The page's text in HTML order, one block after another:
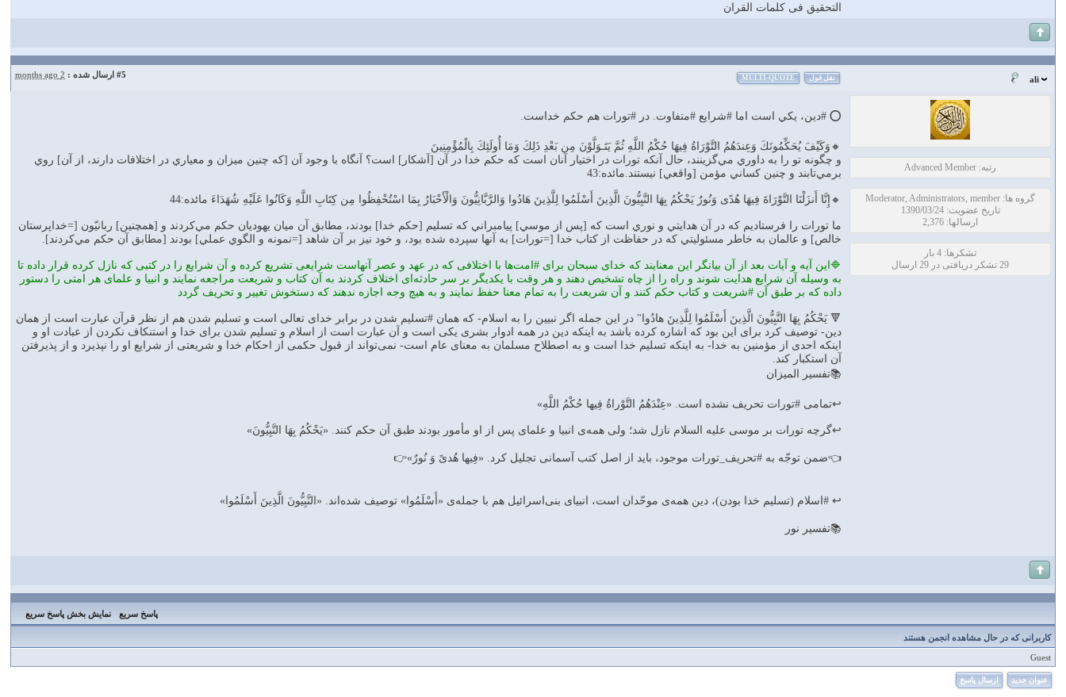
التحقیق فی کلمات القران
ali
#5 ارسال شده : 2 months ago نقل قول MULTI-QUOTE
رتبه: Advanced Member
گروه ها: Moderator, Administrators, member
تاریخ عضویت: 1390/03/24
ارسالها: 2,376
تشکرها: 4 بار
29 تشکر دریافتی در 29 ارسال
⭕️ #دين، يكي است اما #شرايع #متفاوت. در #تورات هم حكم خداست.
🔸وَكَيْفَ يُحَكِّمُونَكَ وَعِندَهُمُ التَّوْرَاةُ فِيهَا حُكْمُ اللَّهِ ثُمَّ يَتَـوَلَّوْنَ مِن بَعْدِ ذَلِكَ وَمَا أُولَئِكَ بِالْمُؤْمِنِينَ
و چگونه تو را به داوري مي‌گزينند، حال آنكه تورات در اختيار آنان است كه حكم خدا در آن [آشكار] است؟ آنگاه با وجود آن [كه چنين ميزان و معياري در اختلافات دارند، از آن] روي
برمي‌تابند و چنين كساني مؤمن [واقعي] نيستند.مائده:43
🔸إِنَّا أَنزَلْنَا التَّوْرَاةَ فِيهَا هُدًى وَنُورٌ يَحْكُمُ بِهَا النَّبِيُّونَ الَّذِينَ أَسْلَمُوا لِلَّذِينَ هَادُوا وَالرَّبَّانِيُّونَ وَالْأَحْبَارُ بِمَا اسْتُحْفِظُوا مِن كِتَابِ اللَّهِ وَكَانُوا عَلَيْهِ شُهَدَاءَ مائده:44
ما تورات را فرستاديم كه در آن هدايتي و نوري است كه [پس از موسي] پيامبراني كه تسليم [حكم خدا] بودند، مطابق آن ميان يهوديان حكم مي‌كردند و [همچنين] ربانيّون [=خداپرستان
خالص] و عالمان به خاطر مسئوليتي كه در حفاظت از كتاب خدا [=تورات] به آنها سپرده شده بود، و خود نيز بر آن شاهد [=نمونه و الگوي عملي] بودند [مطابق آن حكم مي‌كردند].
🔷اين آيه و آيات بعد از آن بيانگر اين معنايند كه خدای سبحان برای #امت‌ها با اختلافی كه در عهد و عصر آنهاست شرايعی تشريع كرده و آن شرايع را در كتبی كه نازل كرده قرار داده تا
به وسيله آن شرايع هدايت شوند و راه را از چاه تشخيص دهند و هر وقت با يكديگر بر سر حادثه‌ای اختلاف كردند به آن كتاب و شريعت مراجعه نمايند و انبيا و علمای هر امتی را دستور
داده كه بر طبق آن #شريعت و كتاب حكم كنند و آن شريعت را به تمام معنا حفظ نمايند و به هيچ وجه اجازه ندهند كه دستخوش تغيير و تحريف گردد
🔻 يَحْكُمُ بِهَا النَّبِيُّونَ الَّذِينَ أَسْلَمُوا لِلَّذِينَ هادُوا" در اين جمله اگر نبيين را به اسلام- كه همان #تسليم شدن در برابر خدای تعالی است و تسليم شدن هم از نظر قرآن عبارت است از همان
دين- توصيف كرد برای اين بود كه اشاره كرده باشد به اينكه دين در همه ادوار بشری يكی است و آن عبارت است از اسلام و تسليم شدن برای خدا و استنكاف نكردن از عبادت او و
اينكه احدی از مؤمنين به خدا- به اينكه تسليم خدا است و به اصطلاح مسلمان به معنای عام است- نمی‌تواند از قبول حكمی از احكام خدا و شريعتی از شرايع او را نپذيرد و از پذيرفتن
آن استكبار كند.
📚تفسير الميزان
↩️تمامى #تورات تحريف نشده است. «عِنْدَهُمُ التَّوْراةُ فِيها حُكْمُ اللَّهِ»
↩️گرچه تورات بر موسى عليه السلام نازل شد؛ ولى همه‌ى انبيا و علماى پس از او مأمور بودند طبق آن حكم كنند. «يَحْكُمُ بِهَا النَّبِيُّونَ»
👈ضمن توجّه به #تحريف_تورات موجود، بايد از اصل كتب آسمانى تجليل كرد. «فِيها هُدىً وَ نُورٌ»👉
↩️ #اسلام (تسليم خدا بودن)، دين همه‌ى موحّدان است، انبياى بنى‌اسرائيل هم با جمله‌ى‌ «أَسْلَمُوا» توصيف شده‌اند. «النَّبِيُّونَ الَّذِينَ أَسْلَمُوا»
📚تفسير نور
پاسخ سریع نمایش بخش پاسخ سریع
کاربرانی که در حال مشاهده انجمن هستند
Guest
عنوان جدید ارسال پاسخ